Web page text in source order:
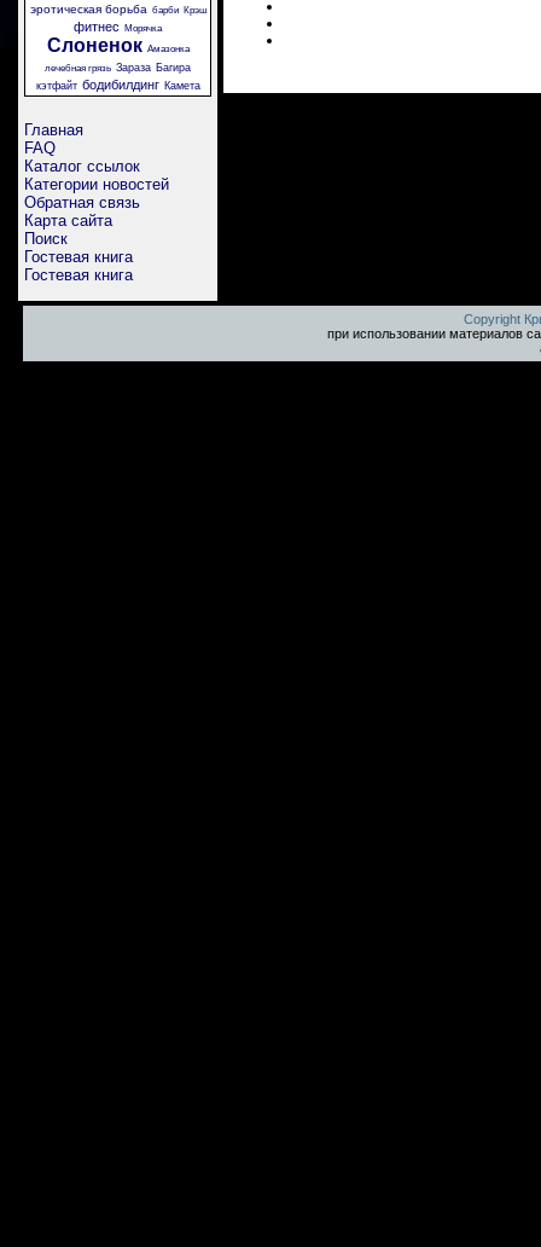
эротическая борьба барби Крэш
фитнес Морячка
Слоненок Амазонка
лечебная грязь Зараза Багира
кэтфайт бодибилдинг Камета
Главная
FAQ
Каталог ссылок
Категории новостей
Обратная связь
Карта сайта
Поиск
Гостевая книга
Гостевая книга
Copyright
при использовании материалов